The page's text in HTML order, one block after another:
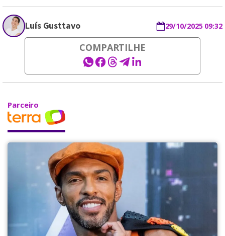
Luís Gusttavo 29/10/2025 09:32
COMPARTILHE
Parceiro